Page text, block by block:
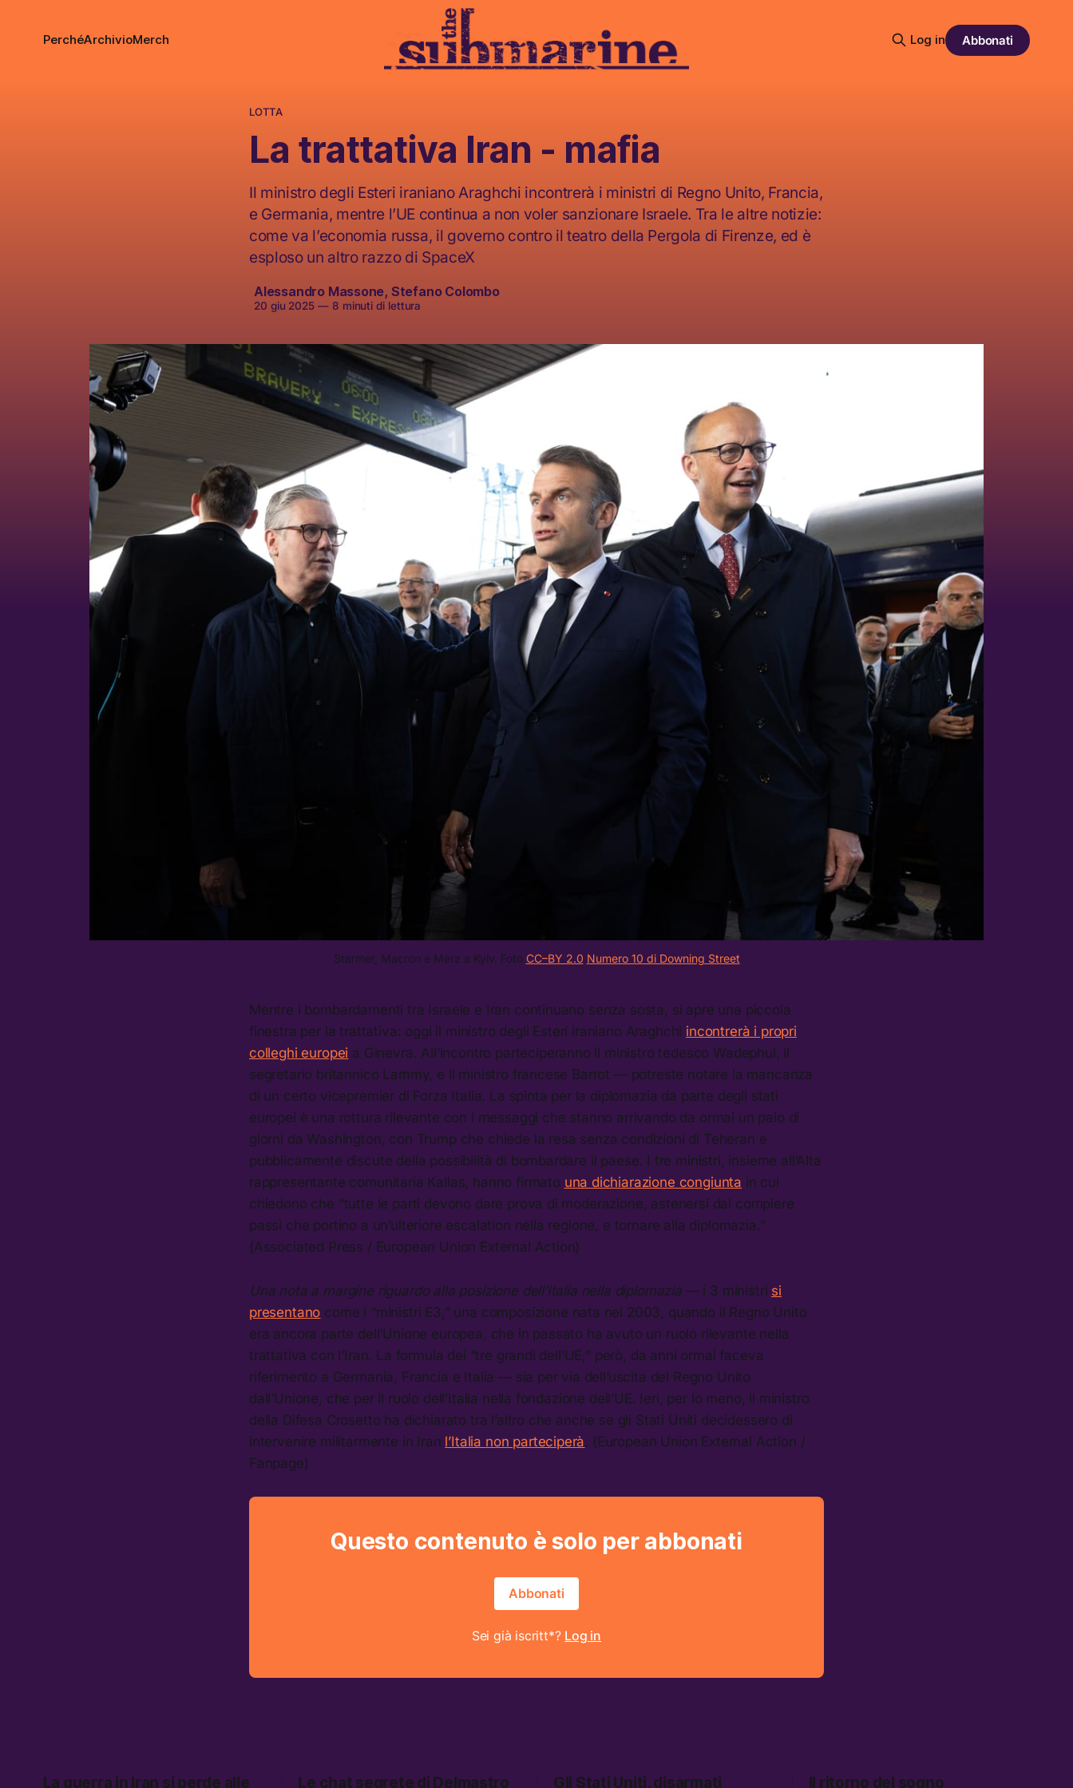
PerchéArchivioMerch Log in Abbonati
LOTTA
La trattativa Iran - mafia
Il ministro degli Esteri iraniano Araghchi incontrerà i ministri di Regno Unito, Francia,
e Germania, mentre l’UE continua a non voler sanzionare Israele. Tra le altre notizie:
come va l’economia russa, il governo contro il teatro della Pergola di Firenze, ed è
esploso un altro razzo di SpaceX
Alessandro Massone, Stefano Colombo
20 giu 2025 —8 minuti di lettura
Starmer, Macron e Merz a Kyiv. Foto CC–BY 2.0 Numero 10 di Downing Street
Mentre i bombardamenti tra Israele e Iran continuano senza sosta, si apre una piccola
finestra per la trattativa: oggi il ministro degli Esteri iraniano Araghchi incontrerà i propri
colleghi europei a Ginevra. All’incontro parteciperanno il ministro tedesco Wadephul, il
segretario britannico Lammy, e il ministro francese Barrot — potreste notare la mancanza
di un certo vicepremier di Forza Italia. La spinta per la diplomazia da parte degli stati
europei è una rottura rilevante con i messaggi che stanno arrivando da ormai un paio di
giorni da Washington, con Trump che chiede la resa senza condizioni di Teheran e
pubblicamente discute della possibilità di bombardare il paese. I tre ministri, insieme all’Alta
rappresentante comunitaria Kallas, hanno firmato una dichiarazione congiunta in cui
chiedono che “tutte le parti devono dare prova di moderazione, astenersi dal compiere
passi che portino a un’ulteriore escalation nella regione, e tornare alla diplomazia.”
(Associated Press / European Union External Action)
Una nota a margine riguardo alla posizione dell’Italia nella diplomazia— i 3 ministri si
presentano come i “ministri E3,” una composizione nata nel 2003, quando il Regno Unito
era ancora parte dell’Unione europea, che in passato ha avuto un ruolo rilevante nella
trattativa con l’Iran. La formula dei “tre grandi dell’UE,” però, da anni ormai faceva
riferimento a Germania, Francia e Italia — sia per via dell’uscita del Regno Unito
dall’Unione, che per il ruolo dell’Italia nella fondazione dell’UE. Ieri, per lo meno, il ministro
della Difesa Crosetto ha dichiarato tra l’altro che anche se gli Stati Uniti decidessero di
intervenire militarmente in Iran l’Italia non parteciperà. (European Union External Action /
Fanpage)
Questo contenuto è solo per abbonati
Abbonati
Sei già iscritt*? Log in
La guerra in Iran si perde alle Le chat segrete di Delmastro Gli Stati Uniti, disarmati Il ritorno del sogno